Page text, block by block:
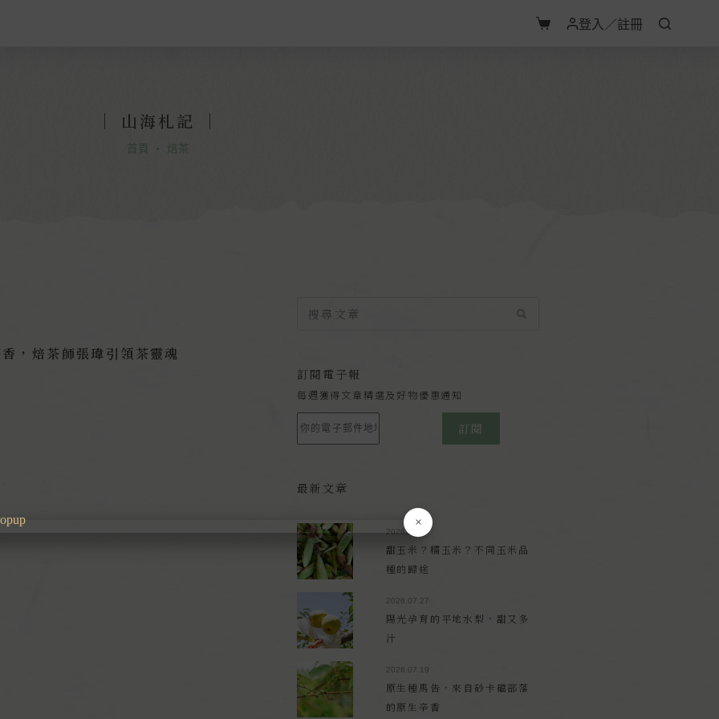
登入／註冊
｜ 山海札記 ｜
首頁 ・ 焙茶
，焙茶師張瑋引領茶靈魂
訂閱電子報
每週獲得文章精選及好物優惠通知
訂閱
最新文章
2026.08.03
甜玉米？糯玉米？不同玉米品
種的歸途
2026.07.27
陽光孕育的平地水梨，甜又多
汁
2026.07.19
原生種馬告，來自砂卡礑部落
的原生辛香
×